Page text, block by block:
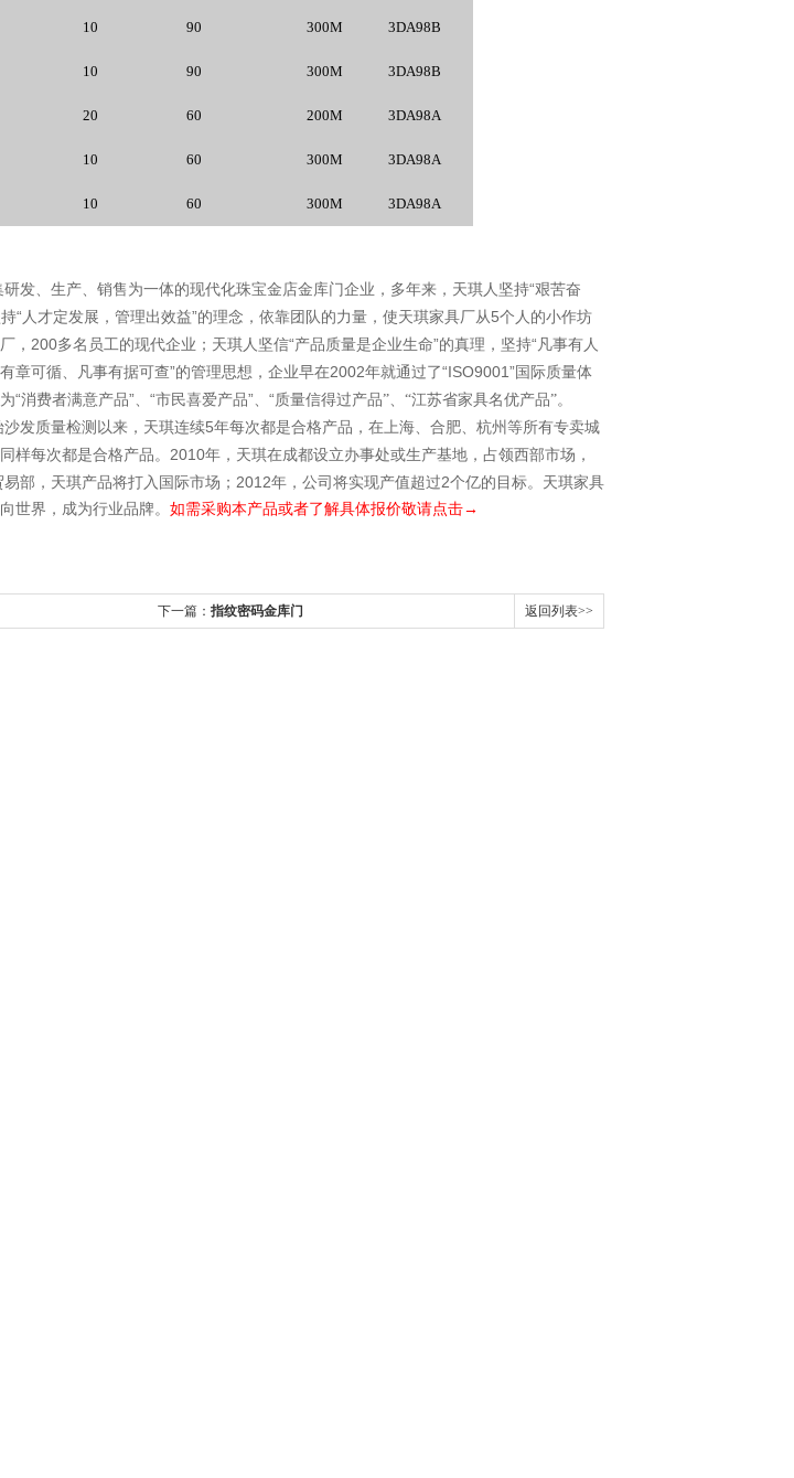
10 90 300M 3DA98B
10 90 300M 3DA98B
20 60 200M 3DA98A
10 60 300M 3DA98A
10 60 300M 3DA98A
发、生产、销售为一体的现代化珠宝金店金库门企业，多年来，天琪人坚持“艰苦奋
“ 人才定发展，管理出效益”的理念，依靠团队的力量，使天琪家具厂从5个人的小作坊
， 200多名员工的现代企业；天琪人坚信“产品质量是企业生命”的真理，坚持“ 凡事有人
章可循、凡事有据可查”的管理思想，企业早在2002年就通过了“ISO9001” 国际质量体
“消费者满意产品”、 “市民喜爱产品”、 “质量信得过产品”、“江苏省家具名优产品”。
发质量检测以来，天琪连续5年每次都是合格产品，在上海、合肥、杭州等所有专卖城
样每次都是合格产品。 2010年，天琪在成都设立办事处或生产基地，占领西部市场，
部，天琪产品将打入国际市场； 2012年，公司将实现产值超过2个亿的目标。天琪家具
世界，成为行业品牌。 如需采购本产品或者了解具体报价敬请点击→
下一篇： 指纹密码金库门 返回列表>>